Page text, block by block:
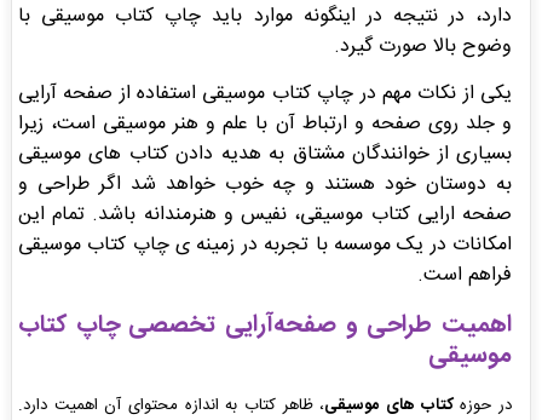
دارد، در نتیجه در اینگونه موارد باید چاپ کتاب موسیقی با
وضوح بالا صورت گیرد.
یکی از نکات مهم در چاپ کتاب موسیقی استفاده از صفحه آرایی
و جلد روی صفحه و ارتباط آن با علم و هنر موسیقی است، زیرا
بسیاری از خوانندگان مشتاق به هدیه دادن کتاب های موسیقی
به دوستان خود هستند و چه خوب خواهد شد اگر طراحی و
صفحه ارایی کتاب موسیقی، نفیس و هنرمندانه باشد. تمام این
امکانات در یک موسسه با تجربه در زمینه ی چاپ کتاب موسیقی
فراهم است.
اهمیت طراحی و صفحه‌آرایی تخصصی چاپ کتاب
موسیقی
در حوزهکتاب های موسیقی، ظاهر کتاب به اندازه محتوای آن اهمیت دارد.